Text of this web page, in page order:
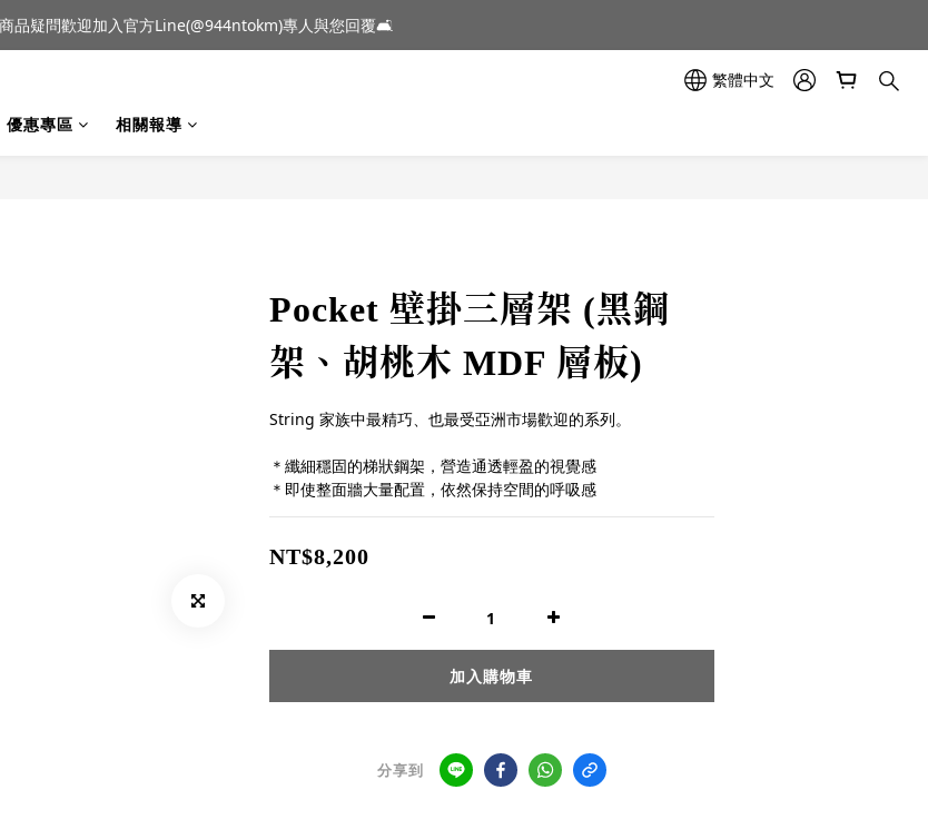
燈具品牌 Ambientec 年度新品 Barcarolle 臺中樂群門市展示中✨
品疑問歡迎加入官方Line(@944ntokm)專人與您回覆🛋️
繁體中文
優惠專區 相關報導
Pocket 壁掛三層架 (黑鋼
架、胡桃木 MDF 層板)
String 家族中最精巧、也最受亞洲市場歡迎的系列。
＊纖細穩固的梯狀鋼架，營造通透輕盈的視覺感
＊即使整面牆大量配置，依然保持空間的呼吸感
NT$8,200
加入購物車
分享到